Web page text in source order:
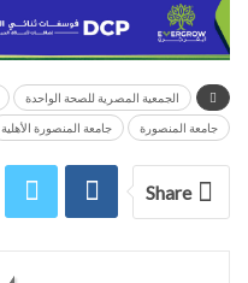
الجمعية المصرية للصحة الواحدة
جامعة المنصورة جامعة المنصورة الأهلية
Share